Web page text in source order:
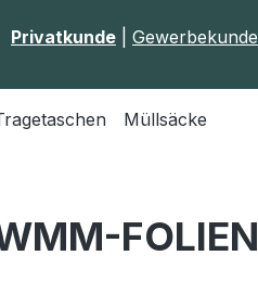
Privatkunde Gewerbekunde
Müllsäcke
FOLIEN